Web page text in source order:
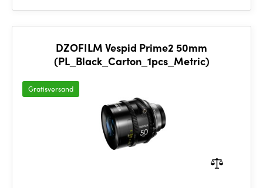
DZOFILM Vespid Prime2 50mm
(PL_Black_Carton_1pcs_Metric)
Gratisversand